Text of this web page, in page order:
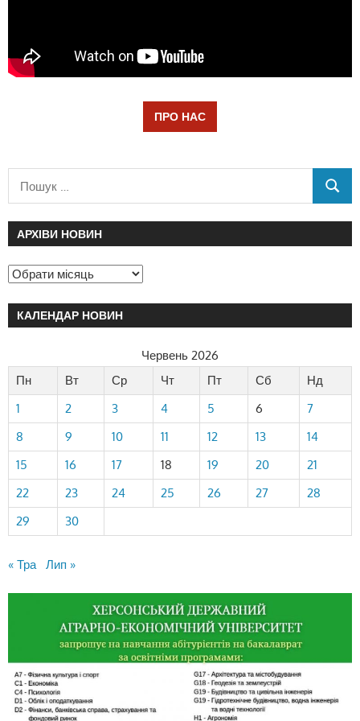
ПРО НАС
АРХІВИ НОВИН
КАЛЕНДАР НОВИН
Червень 2026
Пн
Вт Ср Чт Пт Сб
Нд
1
2 3 4 5 6
7
8
9 10 11 12 13
14
15
16 17 18 19 20
21
22
23 24 25 26 27
28
29
30
« Тра Лип »